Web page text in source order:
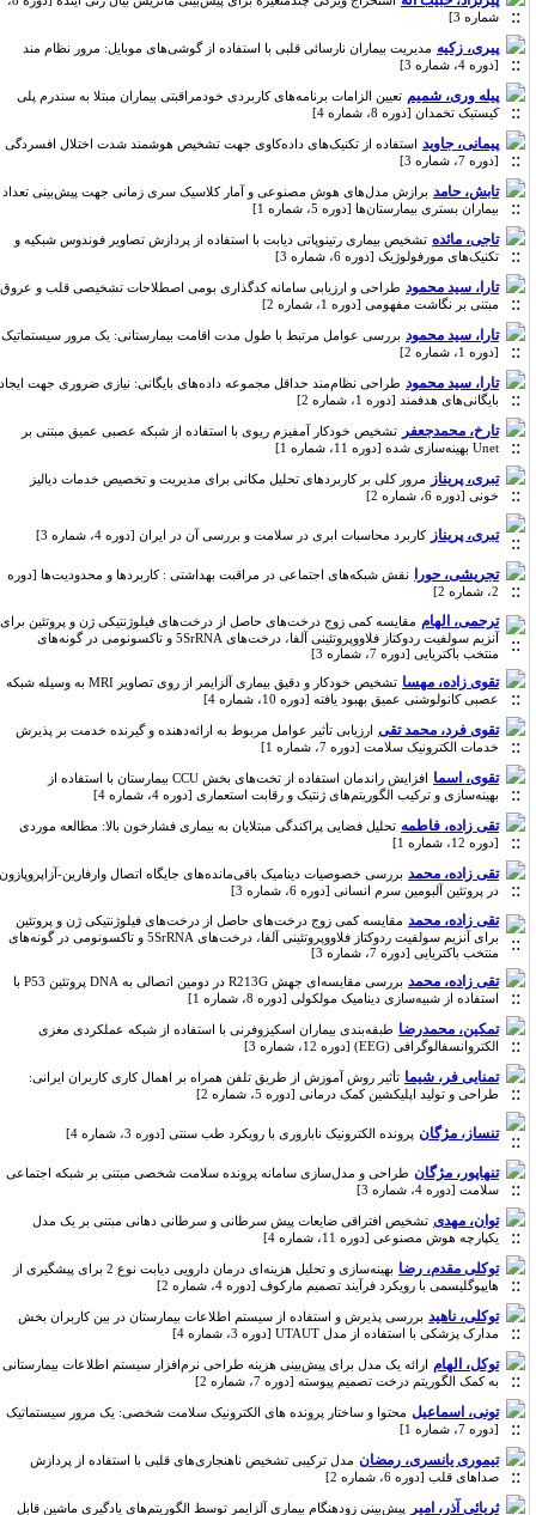
شماره 3]
پیری، زکیه مدیریت بیماران نارسائی قلبی با استفاده از گوشی‌های موبایل: مرور نظام مند
[دوره 4، شماره 3]
پیله وری، شمیم تعیین الزامات برنامه‌های کاربردی خودمراقبتی بیماران مبتلا به سندرم پلی
کیستیک تخمدان [دوره 8، شماره 4]
پیمانی، جاوید استفاده از تکنیک‌های داده‌کاوی جهت تشخیص هوشمند شدت اختلال افسردگی
[دوره 7، شماره 3]
تابش، حامد برازش مدل‌های هوش مصنوعی و آمار کلاسیک سری زمانی جهت پیش‌بینی تعداد
بیماران بستری بیمارستان‌ها [دوره 5، شماره 1]
تاجی، مائده تشخیص بیماری رتینوپاتی دیابت با استفاده از پردازش تصاویر فوندوس شبکیه و
تکنیک‌های مورفولوژیک [دوره 6، شماره 3]
تارا، سید محمود طراحی و ارزیابی سامانه کدگذاری بومی اصطلاحات تشخیصی قلب و عروق
مبتنی بر نگاشت مفهومی [دوره 1، شماره 2]
تارا، سید محمود بررسی عوامل مرتبط با طول مدت اقامت بیمارستانی: یک مرور سیستماتیک
[دوره 1، شماره 2]
تارا، سید محمود طراحی نظام‌مند حداقل مجموعه داده‌های بایگانی: نیازی ضروری جهت ایجاد
بایگانی‌های هدفمند [دوره 1، شماره 2]
تارخ، محمدجعفر تشخیص خودکار آمفیزم ریوی با استفاده از شبکه عصبی عمیق مبتنی بر
Unet بهینه‌سازی شده [دوره 11، شماره 1]
تبری، پریناز مرور کلی بر کاربردهای تحلیل مکانی برای مدیریت و تخصیص خدمات دیالیز
خونی [دوره 6، شماره 2]
تبری، پریناز کاربرد محاسبات ابری در سلامت و بررسی آن در ایران [دوره 4، شماره 3]
تجریشی، حورا
نقش شبکه‌های اجتماعی در مراقبت بهداشتی : کاربردها و محدودیت‌ها [دوره
ترحمی، الهام مقایسه کمی زوج درخت‌های حاصل از درخت‌های فیلوژنتیکی ژن و پروتئین برای
آنزیم سولفیت ردوکتاز فلاووپروتئینی آلفا، درخت‌های 5SrRNA و تاکسونومی در گونه‌های
منتخب باکتریایی [دوره 7، شماره 3]
تقوی زاده، مهسا
تشخیص خودکار و دقیق بیماری آلزایمر از روی تصاویر MRI به وسیله‌ شبکه
عصبی کانولوشنی عمیق بهبود یافته [دوره 10، شماره 4]
تقوی فرد، محمد تقی ارزیابی تأثیر عوامل مربوط به ارائه‌دهنده و گیرنده خدمت بر پذیرش
خدمات الکترونیک سلامت [دوره 7، شماره 1]
تقوی، اسما
افزایش راندمان استفاده از تخت‌های بخش CCU بیمارستان با استفاده از
بهینه‌سازی و ترکیب الگوریتم‌های ژنتیک و رقابت استعماری [دوره 4، شماره 4]
تقی زاده، فاطمه تحلیل فضایی پراکندگی مبتلایان به بیماری فشار‌خون بالا: مطالعه موردی
[دوره 12، شماره 1]
تقی زاده، محمد بررسی خصوصیات دینامیک باقی‌مانده‌های جایگاه اتصال وارفارین-آزاپروپازون
در پروتئین آلبومین سرم انسانی [دوره 6، شماره 3]
تقی زاده، محمد مقایسه کمی زوج درخت‌های حاصل از درخت‌های فیلوژنتیکی ژن و پروتئین
برای آنزیم سولفیت ردوکتاز فلاووپروتئینی آلفا، درخت‌های 5SrRNA و تاکسونومی در گونه‌های
منتخب باکتریایی [دوره 7، شماره 3]
تقی زاده، محمد
بررسی مقایسه‌ای جهش R213G در دومین اتصالی به DNA پروتئین P53 با
استفاده از شبیه‌سازی دینامیک مولکولی [دوره 8، شماره 1]
تمکین، محمدرضا طبقه‌بندی بیماران اسکیزوفرنی با استفاده از شبکه عملکردی مغزی
الکتروانسفالوگرافی (EEG) [دوره 12، شماره 3]
تمنایی فر، شیما تأثیر روش آموزش از طریق تلفن همراه بر اهمال کاری کاربران ایرانی:
طراحی و تولید اپلیکشین کمک درمانی [دوره 5، شماره 2]
تنساز، مژگان پرونده الکترونیک ناباروری با رویکرد طب سنتی [دوره 3، شماره 4]
تنهاپور، مژگان طراحی و مدل‌سازی سامانه پرونده سلامت شخصی مبتنی بر شبکه اجتماعی
سلامت [دوره 4، شماره 3]
توان، مهدی تشخیص افتراقی ضایعات پیش سرطانی و سرطانی دهانی مبتنی بر یک مدل
یکپارچه هوش مصنوعی [دوره 11، شماره 4]
توکلی مقدم، رضا
بهینه‌سازی و تحلیل هزینه‌ای درمان دارویی دیابت نوع 2 برای پیشگیری از
هایپوگلیسمی با رویکرد فرآیند تصمیم ‌مارکوف [دوره 4، شماره 2]
توکلی، ناهید بررسی پذیرش و استفاده از سیستم‌ اطلاعات بیمارستان در بین کاربران بخش
مدارک پزشکی با استفاده از مدل UTAUT [دوره 3، شماره 4]
توکل، الهام ارائه یک مدل برای پیش‌بینی هزینه طراحی نرم‌افزار سیستم اطلاعات بیمارستانی
به کمک الگوریتم درخت تصمیم پیوسته [دوره 7، شماره 2]
تونی، اسماعیل محتوا و ساختار پرونده های الکترونیک سلامت شخصی: یک مرور سیستماتیک
[دوره 7، شماره 1]
تیموری یانسری، رمضان مدل ترکیبی تشخیص ناهنجاری‌های قلبی با استفاده از پردازش
صداهای قلب [دوره 6، شماره 2]
ثریائی آذر، امیر پیش‌بینی زودهنگام بیماری آلزایمر توسط الگوریتم‌های یادگیری ماشین قابل